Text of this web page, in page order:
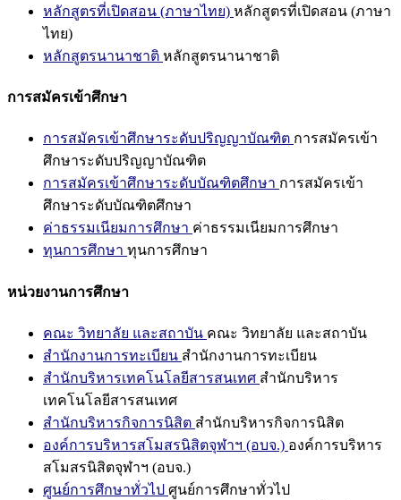
หลักสูตรที่เปิดสอน (ภาษาไทย) หลักสูตรที่เปิดสอน (ภาษา
ไทย)
หลักสูตรนานาชาติ หลักสูตรนานาชาติ
การสมัครเข้าศึกษา
การสมัครเข้าศึกษาระดับปริญญาบัณฑิต การสมัครเข้า
ศึกษาระดับปริญญาบัณฑิต
การสมัครเข้าศึกษาระดับบัณฑิตศึกษา การสมัครเข้า
ศึกษาระดับบัณฑิตศึกษา
ค่าธรรมเนียมการศึกษา ค่าธรรมเนียมการศึกษา
ทุนการศึกษา ทุนการศึกษา
หน่วยงานการศึกษา
คณะ วิทยาลัย และสถาบัน คณะ วิทยาลัย และสถาบัน
สำนักงานการทะเบียน สำนักงานการทะเบียน
สำนักบริหารเทคโนโลยีสารสนเทศ สำนักบริหาร
เทคโนโลยีสารสนเทศ
สำนักบริหารกิจการนิสิต สำนักบริหารกิจการนิสิต
องค์การบริหารสโมสรนิสิตจุฬาฯ (อบจ.) องค์การบริหาร
สโมสรนิสิตจุฬาฯ (อบจ.)
ศูนย์การศึกษาทั่วไป ศูนย์การศึกษาทั่วไป